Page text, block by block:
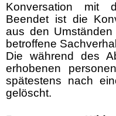
Konversation mit
Beendet ist die
aus den
betroffene
Die während des
erhobenen
spätestens nach
gelöscht.